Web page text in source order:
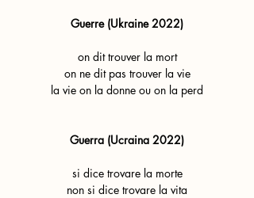
Guerre (Ukraine 2022)
on dit trouver la mort
on ne dit pas trouver la vie
la vie on la donne ou on la perd
Guerra (Ucraina 2022)
si dice trovare la morte
non si dice trovare la vita